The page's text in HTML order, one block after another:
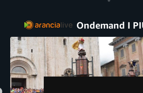
Ondemand I